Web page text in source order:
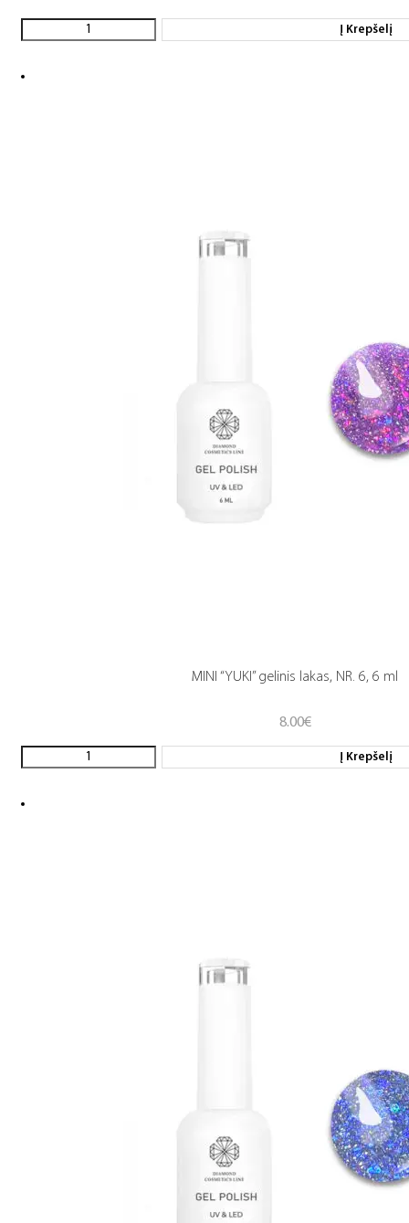
Į Krepšelį
MINI “YUKI” gelinis lakas, NR. 6, 6 ml
8.00€
Į Krepšelį